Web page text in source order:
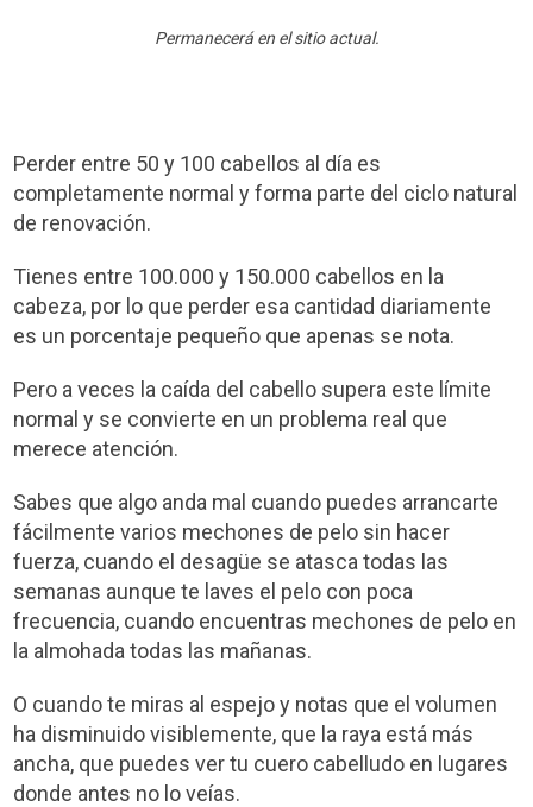
Permanecerá en el sitio actual.
Perder entre 50 y 100 cabellos al día es
completamente normal y forma parte del ciclo natural
de renovación.
Tienes entre 100.000 y 150.000 cabellos en la
cabeza, por lo que perder esa cantidad diariamente
es un porcentaje pequeño que apenas se nota.
Pero a veces la caída del cabello supera este límite
normal y se convierte en un problema real que
merece atención.
Sabes que algo anda mal cuando puedes arrancarte
fácilmente varios mechones de pelo sin hacer
fuerza, cuando el desagüe se atasca todas las
semanas aunque te laves el pelo con poca
frecuencia, cuando encuentras mechones de pelo en
la almohada todas las mañanas.
O cuando te miras al espejo y notas que el volumen
ha disminuido visiblemente, que la raya está más
ancha, que puedes ver tu cuero cabelludo en lugares
donde antes no lo veías.